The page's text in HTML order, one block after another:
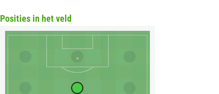
Posities in het veld